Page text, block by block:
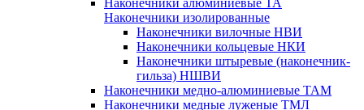
Наконечники алюминиевые ТА
Наконечники изолированные
Наконечники вилочные НВИ
Наконечники кольцевые НКИ
Наконечники штыревые (наконечник-
гильза) НШВИ
Наконечники медно-алюминиевые ТАМ
Наконечники медные луженые ТМЛ